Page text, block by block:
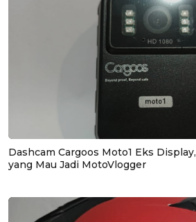
Dashcam Cargoos Moto1 Eks
yang Mau Jadi MotoVlogger